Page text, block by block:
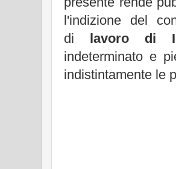
l'indizione del
di
lavoro di
indeterminato e
indistintamente le